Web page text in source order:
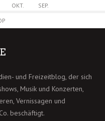
OKT.
SEP.
und Freizeitblog, der sich
Musik und Konzerten,
Vernissagen und
beschäftigt.